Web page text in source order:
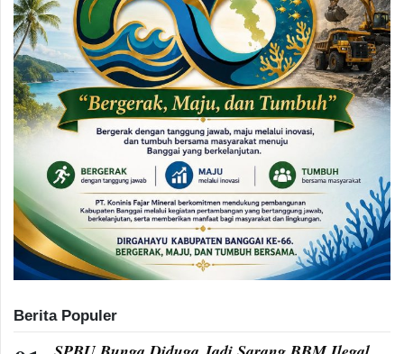
Berita Populer